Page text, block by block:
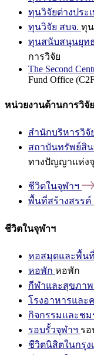
ทุนวิจัยต่างประ
ทุนวิจัย สบจ. ทุน
ทุนสนับสนุนยุท
การวิจัย
The Second
Fund Office
หน่วยงานด้านการวิจัย
สำนักบริหารวิจั
สถาบันทรัพย์สิ
ทางปัญญาแห่ง
ชีวิตในจุฬาฯ
พื้นที่สร้างสรรค์
ชีวิตในจุฬาฯ
หอสมุดและพื้น
หอพัก หอพัก
กีฬาและสุขภา
โรงอาหารและ
กิจกรรมและชม
รอบรั้วจุฬาฯ รอ
ชีวิตนิสิตในกรุง